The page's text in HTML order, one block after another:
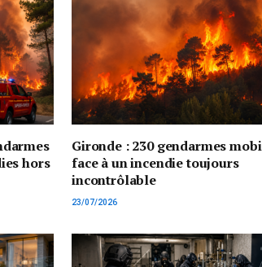
hors
Gironde : 230 gendarmes
face à un incendie toujours
incontrôlable
23/07/2026